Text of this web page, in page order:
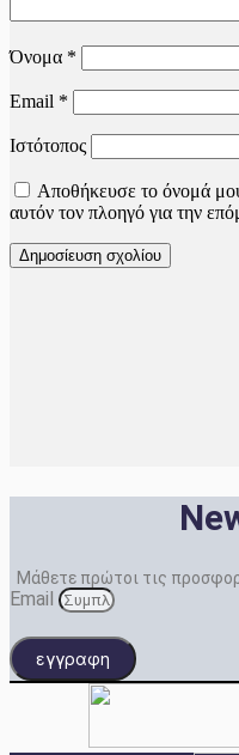
Όνομα *
Email *
Ιστότοπος
Αποθήκευσε το όνομά
αυτόν τον πλοηγό για την
Μάθετε πρώτοι τις
Email
εγγραφη